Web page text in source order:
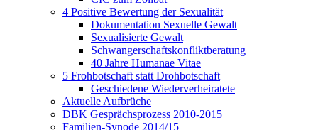
4 Positive Bewertung der Sexualität
Dokumentation Sexuelle Gewalt
Sexualisierte Gewalt
Schwangerschaftskonfliktberatung
40 Jahre Humanae Vitae
5 Frohbotschaft statt Drohbotschaft
Geschiedene Wiederverheiratete
Aktuelle Aufbrüche
DBK Gesprächsprozess 2010-2015
Familien-Synode 2014/15